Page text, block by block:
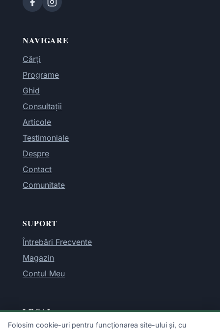
NAVIGARE
Cărți
Programe
Ghid
Consultații
Articole
Testimoniale
Despre
Contact
Comunitate
SUPORT
Întrebări Frecvente
Magazin
Contul Meu
LEGAL
Folosim cookie-uri pentru funcționarea site-ului și, cu